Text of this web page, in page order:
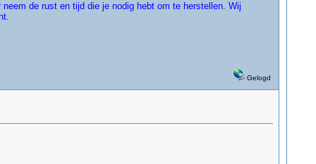
de rust en tijd die je nodig hebt om te herstellen. Wij
Gelogd